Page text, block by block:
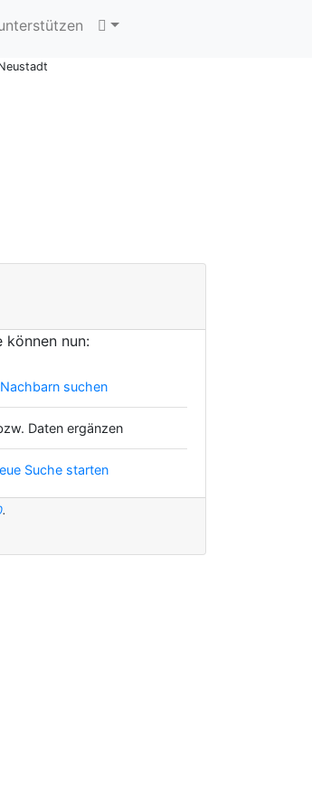
können nun:
suchen
Daten ergänzen
Suche starten
.